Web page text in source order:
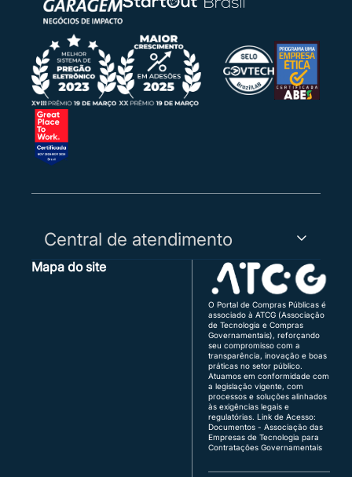
Central de atendimento
Capitais, Regiões Metropolitanas e WhatsApp:
(48) 3771-4672 | (51) 3103-9615
(61) 3120-3700 | (61) 3142-4887
Atendimento de segunda a sexta, das 8h às 18h
(horário de Brasília), exceto feriados.
Quer vender para o governo?
fornecedor@portaldecompraspublicas.com.b
comprador@portaldecompraspublicas.com.b
Mapa do site
O Portal de Compras Públicas é
associado à ATCG (Associação
de Tecnologia e Compras
Governamentais), reforçando
seu compromisso com a
transparência, inovação e boas
práticas no setor público.
Atuamos em conformidade com
a legislação vigente, com
processos e soluções alinhados
às exigências legais e
regulatórias. Link de Acesso:
Documentos - Associação das
Empresas de Tecnologia para
Contratações Governamentais